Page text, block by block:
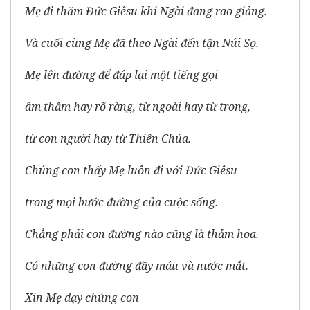
Mẹ đi thăm Đức Giêsu khi Ngài đang rao giảng.
Và cuối cùng Mẹ đã theo Ngài đến tận Núi Sọ.
Mẹ lên đường để đáp lại một tiếng gọi
âm thầm hay rõ ràng, từ ngoài hay từ trong,
từ con người hay từ Thiên Chúa.
Chúng con thấy Mẹ luôn đi với Đức Giêsu
trong mọi bước đường của cuộc sống.
Chẳng phải con đường nào cũng là thảm hoa.
Có những con đường đầy máu và nước mắt.
Xin Mẹ dạy chúng con